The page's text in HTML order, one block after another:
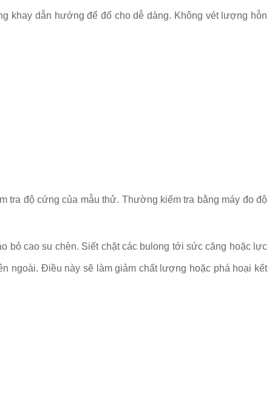
khay dẫn hướng để đổ cho dễ dàng. Không vét lượng hỗn
tra độ cứng của mẫu thử. Thường kiểm tra bằng máy đo độ
bỏ cao su chèn. Siết chặt các bulong tới sức căng hoặc lực
ngoài. Điều này sẽ làm giảm chất lượng hoặc phá hoại kết